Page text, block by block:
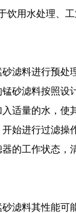
饮用水处理、工
滤料进行预处
砂滤料按照设
适量的水，使
始进行过滤操
的工作状态，
滤料其性能可